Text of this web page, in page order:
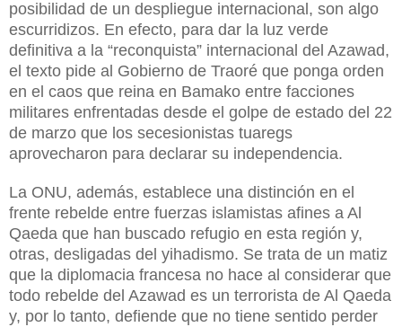
posibilidad de un despliegue internacional, son algo
escurridizos. En efecto, para dar la luz verde
definitiva a la “reconquista” internacional del Azawad,
el texto pide al Gobierno de Traoré que ponga orden
en el caos que reina en Bamako entre facciones
militares enfrentadas desde el golpe de estado del 22
de marzo que los secesionistas tuaregs
aprovecharon para declarar su independencia.
La ONU, además, establece una distinción en el
frente rebelde entre fuerzas islamistas afines a Al
Qaeda que han buscado refugio en esta región y,
otras, desligadas del yihadismo. Se trata de un matiz
que la diplomacia francesa no hace al considerar que
todo rebelde del Azawad es un terrorista de Al Qaeda
y, por lo tanto, defiende que no tiene sentido perder